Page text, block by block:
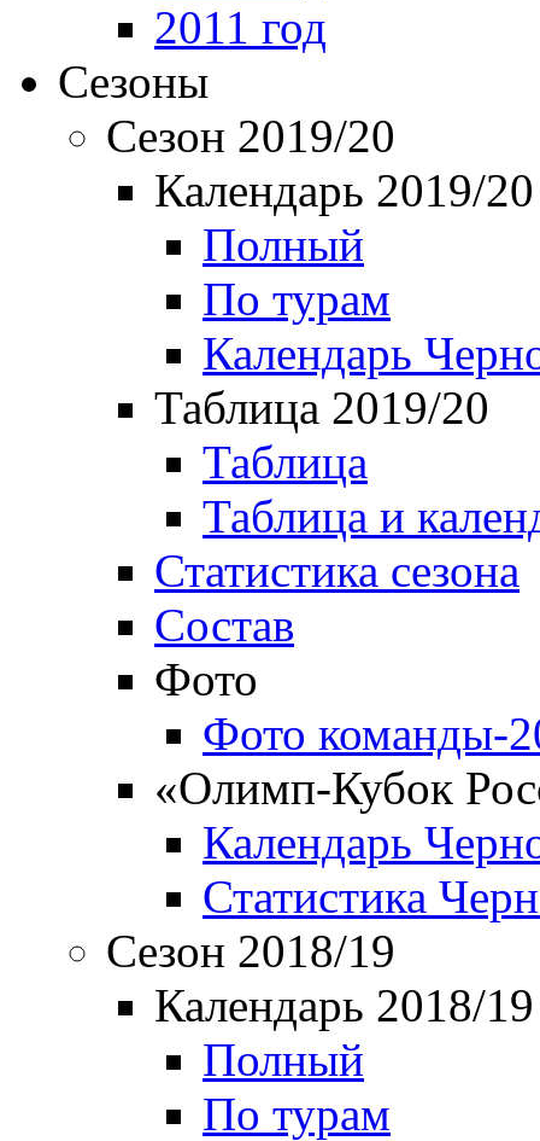
2011 год
Сезоны
Сезон 2019/20
Календарь 2019/20
Полный
По турам
Календарь
Таблица 2019/20
Таблица
Таблица и
Статистика сезона
Состав
Фото
Фото команды-
«Олимп-Кубок
Календарь
Статистика
Сезон 2018/19
Календарь 2018/19
Полный
По турам